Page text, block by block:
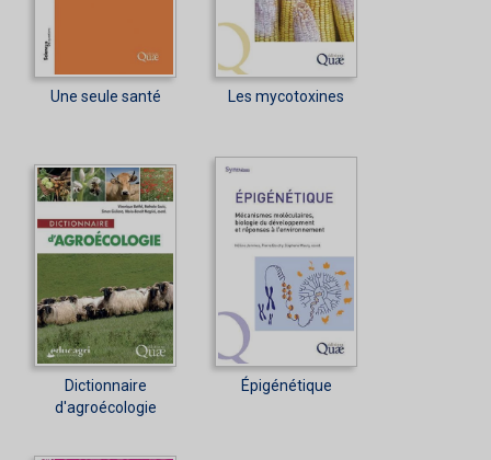
Une seule santé Les mycotoxines
Dictionnaire
d'agroécologie
Épigénétique